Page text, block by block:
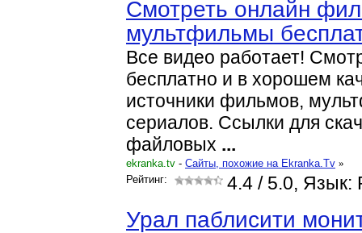
Смотреть онлайн
мультфильмы
Все видео работает!
бесплатно и в хорошем
источники фильмов,
сериалов. Ссылки для
файловых ...
ekranka.tv - Cайты, похожие на Ekranka.Tv »
Рейтинг:
4.4 / 5.0, Язык:
Урал паблисити